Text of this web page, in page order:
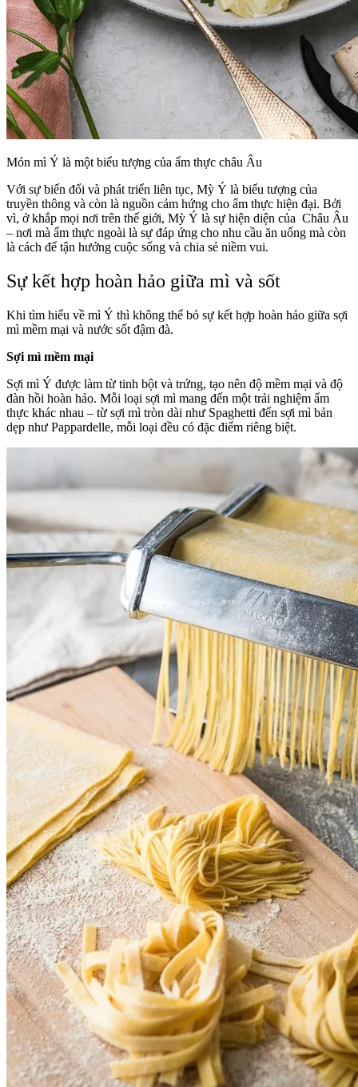
Món mì Ý là một biểu tượng của ẩm thực châu Âu
Với sự biến đổi và phát triển liên tục, Mỳ Ý là biểu tượng của
truyền thông và còn là nguồn cảm hứng cho ẩm thực hiện đại. Bởi
vì, ở khắp mọi nơi trên thế giới, Mỳ Ý là sự hiện diện của Châu Âu
– nơi mà ẩm thực ngoài là sự đáp ứng cho nhu cầu ăn uống mà còn
là cách để tận hưởng cuộc sống và chia sẻ niềm vui.
Sự kết hợp hoàn hảo giữa mì và sốt
Khi tìm hiểu về mì Ý thì không thể bỏ sự kết hợp hoàn hảo giữa sợi
mì mềm mại và nước sốt đậm đà.
Sợi mì mềm mại
Sợi mì Ý được làm từ tinh bột và trứng, tạo nên độ mềm mại và độ
đàn hồi hoàn hảo. Mỗi loại sợi mì mang đến một trải nghiệm ẩm
thực khác nhau – từ sợi mì tròn dài như Spaghetti đến sợi mì bản
dẹp như Pappardelle, mỗi loại đều có đặc điểm riêng biệt.